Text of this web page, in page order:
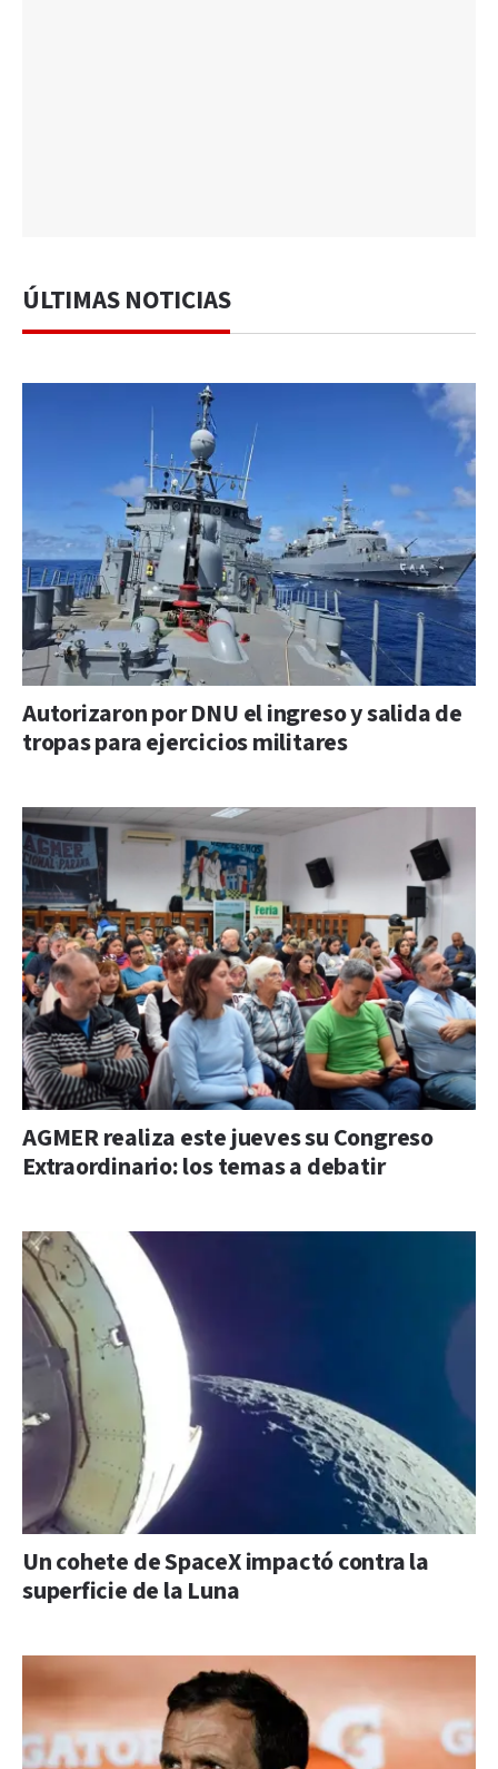
ÚLTIMAS NOTICIAS
Autorizaron por DNU el ingreso y salida de
tropas para ejercicios militares
AGMER realiza este jueves su Congreso
Extraordinario: los temas a debatir
Un cohete de SpaceX impactó contra la
superficie de la Luna